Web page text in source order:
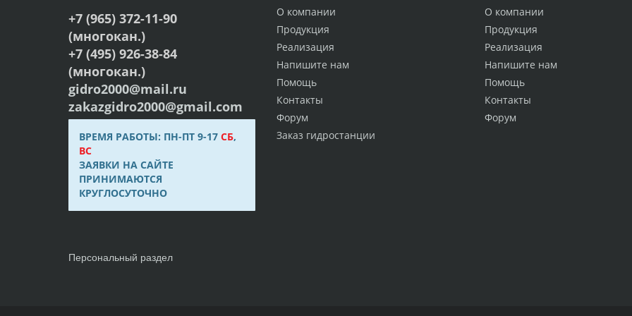
О компании
Продукция
Реализация
Напишите нам
Помощь
Контакты
Форум
О компании
Продукция
Реализация
Напишите нам
Помощь
Контакты
Форум
Заказ гидростанции
+7 (965) 372-11-90
(многокан.)
+7 (495) 926-38-84
(многокан.)
gidro2000@mail.ru
zakazgidro2000@gmail.com
ВРЕМЯ РАБОТЫ: ПН-ПТ 9-17СБ,
ВС
ЗАЯВКИ НА САЙТЕ
ПРИНИМАЮТСЯ
КРУГЛОСУТОЧНО
Персональный раздел